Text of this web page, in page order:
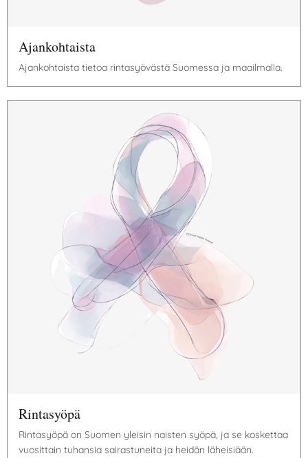
Ajankohtaista
Ajankohtaista tietoa rintasyövästä Suomessa ja maailmalla.
Rintasyöpä
Rintasyöpä on Suomen yleisin naisten syöpä, ja se koskettaa
vuosittain tuhansia sairastuneita ja heidän läheisiään.